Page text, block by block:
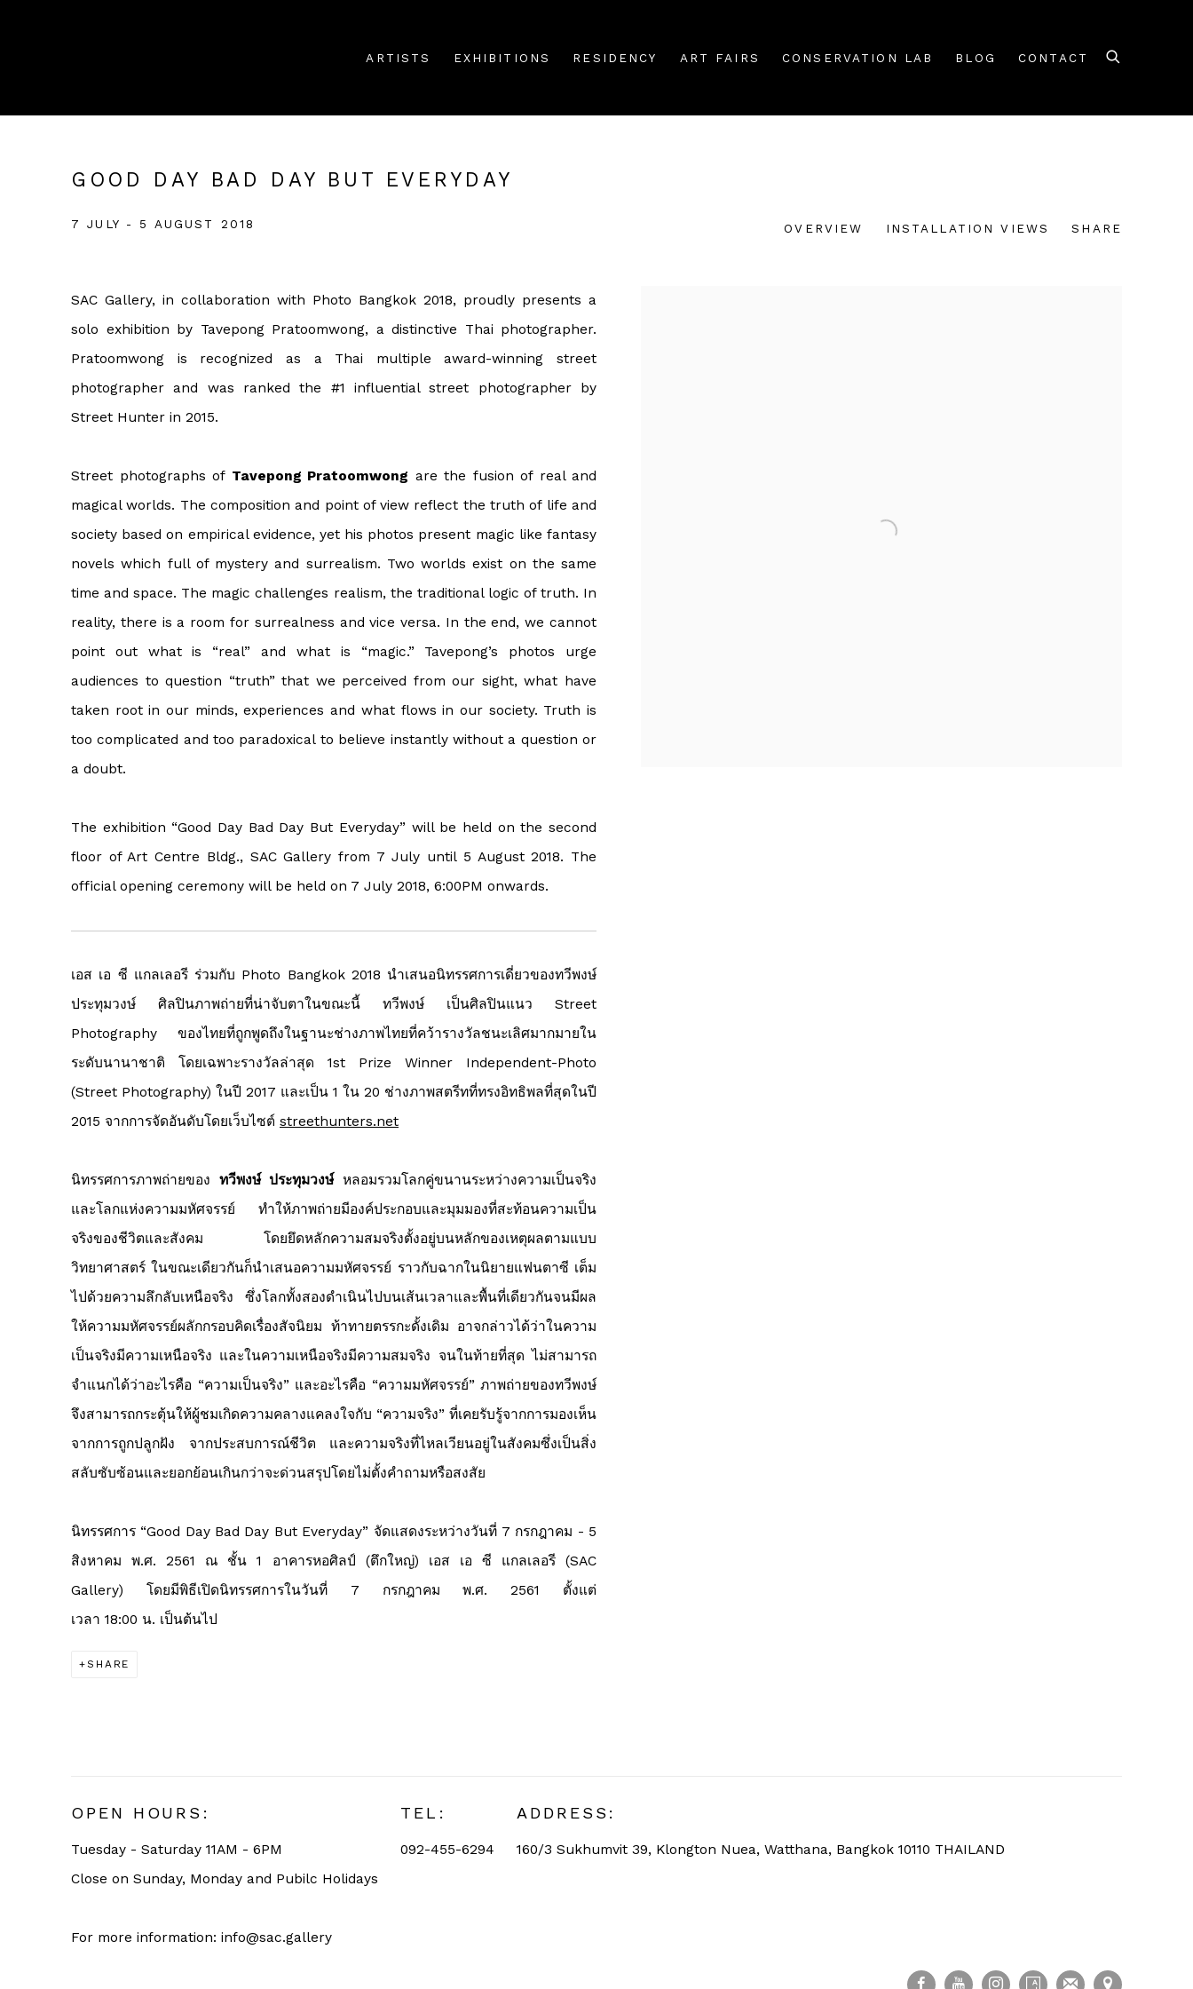
ARTISTS EXHIBITIONS RESIDENCY ART FAIRS CONSERVATION LAB BLOG CONTACT
GOOD DAY BAD DAY BUT EVERYDAY
7 JULY - 5 AUGUST 2018 OVERVIEW INSTALLATION VIEWS SHARE
SAC Gallery, in collaboration with Photo Bangkok 2018, proudly presents a
solo exhibition by Tavepong Pratoomwong, a distinctive Thai photographer.
Pratoomwong is recognized as a Thai multiple award-winning street
photographer and was ranked the #1 influential street photographer by
Street Hunter in 2015.
Street photographs of Tavepong Pratoomwong are the fusion of real and
magical worlds. The composition and point of view reflect the truth of life and
society based on empirical evidence, yet his photos present magic like fantasy
novels which full of mystery and surrealism. Two worlds exist on the same
time and space. The magic challenges realism, the traditional logic of truth. In
reality, there is a room for surrealness and vice versa. In the end, we cannot
point out what is “real” and what is “magic.” Tavepong’s photos urge
audiences to question “truth” that we perceived from our sight, what have
taken root in our minds, experiences and what flows in our society. Truth is
too complicated and too paradoxical to believe instantly without a question or
a doubt.
The exhibition “Good Day Bad Day But Everyday” will be held on the second
floor of Art Centre Bldg., SAC Gallery from 7 July until 5 August 2018. The
official opening ceremony will be held on 7 July 2018, 6:00PM onwards.
เอส เอ ซี แกลเลอรี ร่วมกับ Photo Bangkok 2018 นำเสนอนิทรรศการเดี่ยวของทวีพงษ์
ประทุมวงษ์ ศิลปินภาพถ่ายที่น่าจับตาในขณะนี้ ทวีพงษ์ เป็นศิลปินแนว Street
Photography ของไทยที่ถูกพูดถึงในฐานะช่างภาพไทยที่คว้ารางวัลชนะเลิศมากมายใน
ระดับนานาชาติ โดยเฉพาะรางวัลล่าสุด 1st Prize Winner Independent-Photo
(Street Photography) ในปี 2017 และเป็น 1 ใน 20 ช่างภาพสตรีทที่ทรงอิทธิพลที่สุดในปี
2015 จากการจัดอันดับโดยเว็บไซต์ streethunters.net
นิทรรศการภาพถ่ายของ ทวีพงษ์ ประทุมวงษ์หลอมรวมโลกคู่ขนานระหว่างความเป็นจริง
และโลกแห่งความมหัศจรรย์ ทำให้ภาพถ่ายมีองค์ประกอบและมุมมองที่สะท้อนความเป็น
จริงของชีวิตและสังคม โดยยึดหลักความสมจริงตั้งอยู่บนหลักของเหตุผลตามแบบ
วิทยาศาสตร์ ในขณะเดียวกันก็นำเสนอความมหัศจรรย์ ราวกับฉากในนิยายแฟนตาซี เต็ม
ไปด้วยความลึกลับเหนือจริง ซึ่งโลกทั้งสองดำเนินไปบนเส้นเวลาและพื้นที่เดียวกันจนมีผล
ให้ความมหัศจรรย์ผลักกรอบคิดเรื่องสัจนิยม ท้าทายตรรกะดั้งเดิม อาจกล่าวได้ว่าในความ
เป็นจริงมีความเหนือจริง และในความเหนือจริงมีความสมจริง จนในท้ายที่สุด ไม่สามารถ
จำแนกได้ว่าอะไรคือ “ความเป็นจริง” และอะไรคือ “ความมหัศจรรย์” ภาพถ่ายของทวีพงษ์
จึงสามารถกระตุ้นให้ผู้ชมเกิดความคลางแคลงใจกับ “ความจริง” ที่เคยรับรู้จากการมองเห็น
จากการถูกปลูกฝัง จากประสบการณ์ชีวิต และความจริงที่ไหลเวียนอยู่ในสังคมซึ่งเป็นสิ่ง
สลับซับซ้อนและยอกย้อนเกินกว่าจะด่วนสรุปโดยไม่ตั้งคำถามหรือสงสัย
นิทรรศการ “Good Day Bad Day But Everyday” จัดแสดงระหว่างวันที่7 กรกฎาคม - 5
สิงหาคมพ.ศ. 2561 ณ ชั้น 1 อาคารหอศิลป์ (ตึกใหญ่) เอส เอ ซี แกลเลอรี(SAC
Gallery)
โดยมีพิธีเปิดนิทรรศการในวันที่7 กรกฎาคมพ.ศ. 2561 ตั้งแต่
เวลา 18:00 น. เป็นต้นไป
SHARE
OPEN HOURS:
Tuesday - Saturday 11AM - 6PM
Close on Sunday, Monday and Pubilc Holidays
For more information: info@sac.gallery
TEL:
092-455-6294
ADDRESS:
160/3 Sukhumvit 39, Klongton Nuea, Watthana, Bangkok 10110 THAILAND